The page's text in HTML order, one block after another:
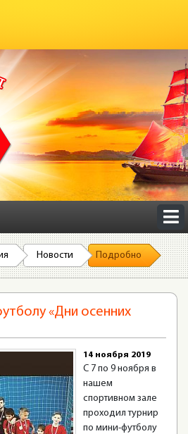
Новости Подробно
«Дни осенних
14 ноября 2019
С 7 по 9 ноября в
нашем
спортивном зале
проходил турнир
по мини-футболу